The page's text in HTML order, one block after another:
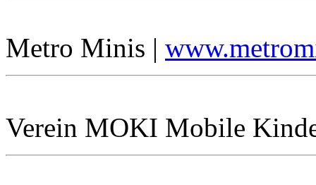
Metro Minis |
Verein MOKI Mobile